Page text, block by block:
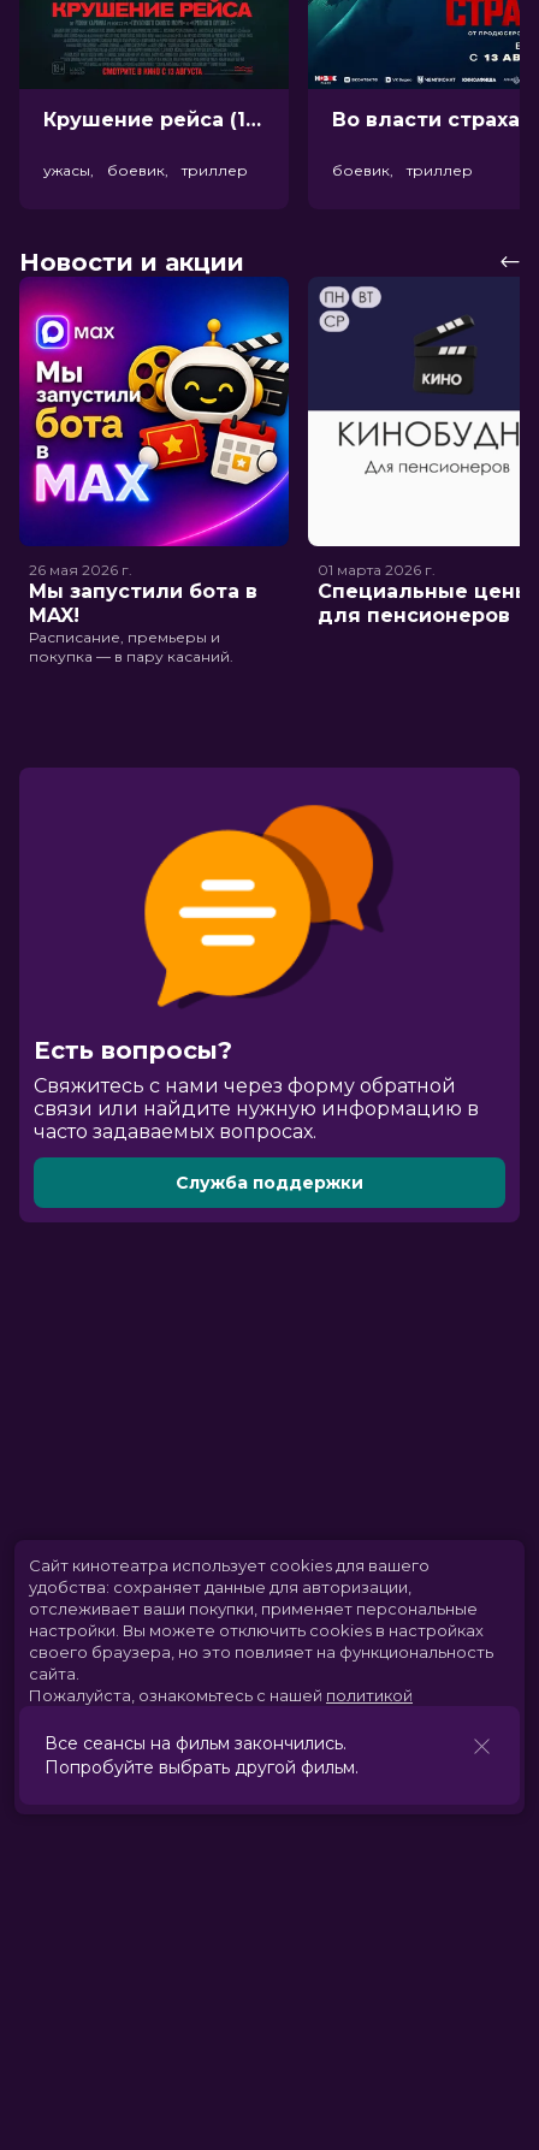
Крушение рейса (18+)
ужасы, боевик, триллер боевик, триллер
Новости и акции
26 мая 2026 г.
Мы запустили бота в
MAX!
Расписание, премьеры и
покупка — в пару касаний.
01 марта 2026 г.
Специальные цены
для пенсионеров
Есть вопросы?
Cвяжитесь с нами через форму обратной
связи или найдите нужную информацию в
часто задаваемых вопросах.
Служба поддержки
Все сеансы на фильм закончились.
Попробуйте выбрать другой фильм.
Сайт кинотеатра использует cookies для вашего
удобства: сохраняет данные для авторизации,
отслеживает ваши покупки, применяет персональные
настройки. Вы можете отключить cookies в настройках
своего браузера, но это повлияет на функциональность
сайта.
Пожалуйста, ознакомьтесь с нашей политикой
Принять